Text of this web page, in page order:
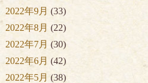
2022年9月 (33)
2022年8月 (22)
2022年7月 (30)
2022年6月 (42)
2022年5月 (38)